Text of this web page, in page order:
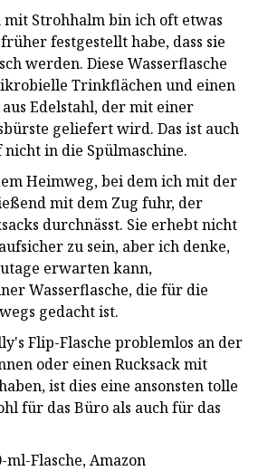
mit Strohhalm bin ich oft etwas
festgestellt habe, dass sie
werden. Diese Wasserflasche
Trinkflächen und einen
Edelstahl, der mit einer
geliefert wird. Das ist auch
nicht in die Spülmaschine.
Heimweg, bei dem ich mit der
mit dem Zug fuhr, der
durchnässt. Sie erhebt nicht
zu sein, aber ich denke,
erwarten kann,
Wasserflasche, die für die
gedacht ist.
Flip-Flasche problemlos an der
oder einen Rucksack mit
ist dies eine ansonsten tolle
für das Büro als auch für das
ml-Flasche, Amazon